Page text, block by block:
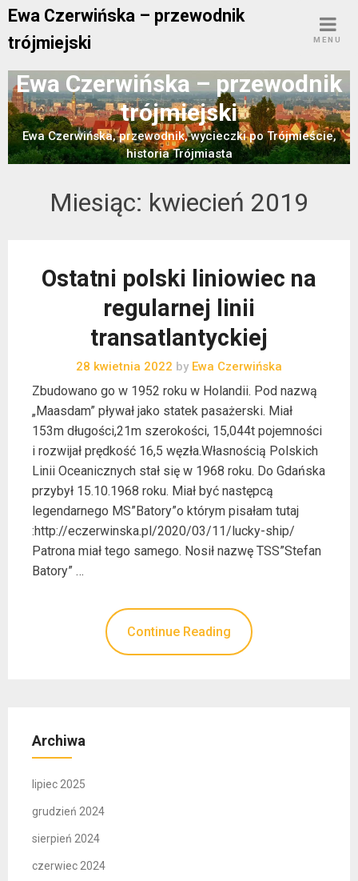
Skip
content
Ewa Czerwińska – przewodnik
trójmiejski
MENU
Ewa Czerwińska – przewodnik
trójmiejski
Ewa Czerwińska, przewodnik, wycieczki po Trójmieście,
historia Trójmiasta
Miesiąc: kwiecień 2019
Ostatni polski liniowiec na
regularnej linii
transatlantyckiej
28 kwietnia 2022 by Ewa Czerwińska
Zbudowano go w 1952 roku w Holandii. Pod nazwą
„Maasdam” pływał jako statek pasażerski. Miał
153m długości,21m szerokości, 15,044t pojemności
i rozwijał prędkość 16,5 węzła.Własnością Polskich
Linii Oceanicznych stał się w 1968 roku. Do Gdańska
przybył 15.10.1968 roku. Miał być następcą
legendarnego MS”Batory”o którym pisałam tutaj
:http://eczerwinska.pl/2020/03/11/lucky-ship/
Patrona miał tego samego. Nosił nazwę TSS”Stefan
Batory” …
Continue Reading
Archiwa
lipiec 2025
grudzień 2024
sierpień 2024
czerwiec 2024